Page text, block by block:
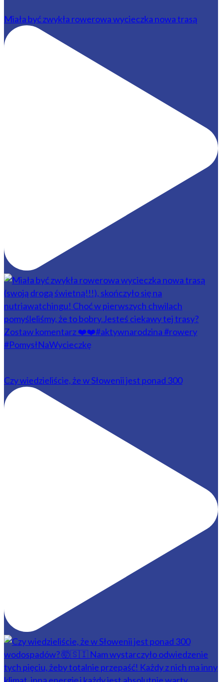
Miała być zwykła rowerowa wycieczka nowa trasą
Czy wiedzieliście, że w Słowenii jest ponad 300